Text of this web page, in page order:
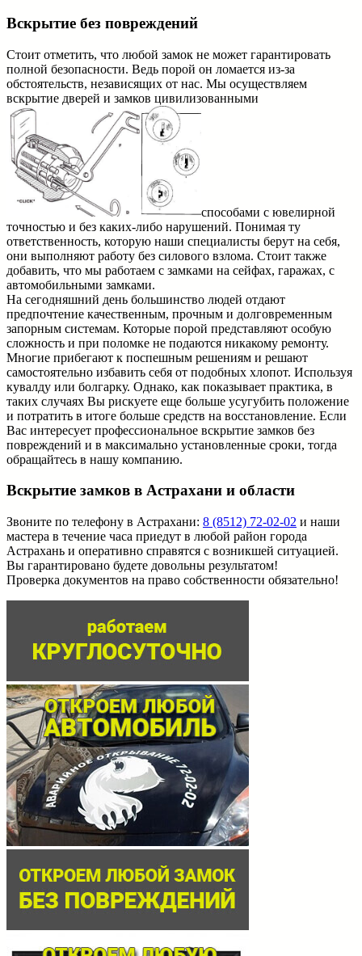
Вскрытие без повреждений
Стоит отметить, что любой замок не может гарантировать
полной безопасности. Ведь порой он ломается из-за
обстоятельств, независящих от нас. Мы осуществляем
вскрытие дверей и замков цивилизованными
способами с ювелирной
точностью и без каких-либо нарушений. Понимая ту
ответственность, которую наши специалисты берут на себя,
они выполняют работу без силового взлома. Стоит также
добавить, что мы работаем с замками на сейфах, гаражах, с
автомобильными замками.
На сегодняшний день большинство людей отдают
предпочтение качественным, прочным и долговременным
запорным системам. Которые порой представляют особую
сложность и при поломке не подаются никакому ремонту.
Многие прибегают к поспешным решениям и решают
самостоятельно избавить себя от подобных хлопот. Используя
кувалду или болгарку. Однако, как показывает практика, в
таких случаях Вы рискуете еще больше усугубить положение
и потратить в итоге больше средств на восстановление. Если
Вас интересует профессиональное вскрытие замков без
повреждений и в максимально установленные сроки, тогда
обращайтесь в нашу компанию.
Вскрытие замков в Астрахани и области
Звоните по телефону в Астрахани: 8 (8512) 72-02-02 и наши
мастера в течение часа приедут в любой район города
Астрахань и оперативно справятся с возникшей ситуацией.
Вы гарантировано будете довольны результатом!
Проверка документов на право собственности обязательно!